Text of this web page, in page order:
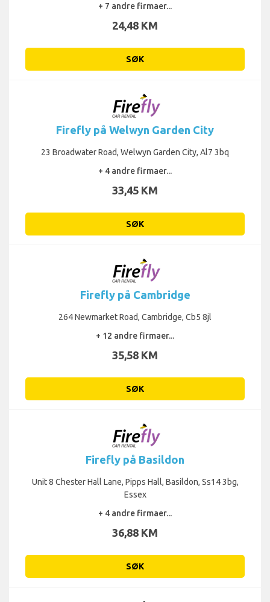
+ 7 andre firmaer...
24,48 KM
SØK
Firefly på Welwyn Garden City
23 Broadwater Road, Welwyn Garden City, Al7 3bq
+ 4 andre firmaer...
33,45 KM
SØK
Firefly på Cambridge
264 Newmarket Road, Cambridge, Cb5 8jl
+ 12 andre firmaer...
35,58 KM
SØK
Firefly på Basildon
Unit 8 Chester Hall Lane, Pipps Hall, Basildon, Ss14 3bg,
Essex
+ 4 andre firmaer...
36,88 KM
SØK